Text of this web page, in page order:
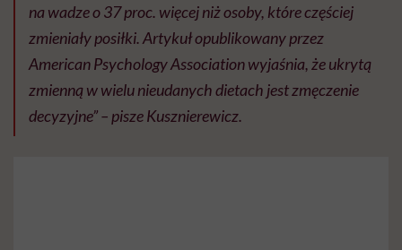
na wadze o 37 proc. więcej niż osoby, które częściej
zmieniały posiłki. Artykuł opublikowany przez
American Psychology Association wyjaśnia, że ukrytą
zmienną w wielu nieudanych dietach jest zmęczenie
decyzyjne” – pisze Kusznierewicz.